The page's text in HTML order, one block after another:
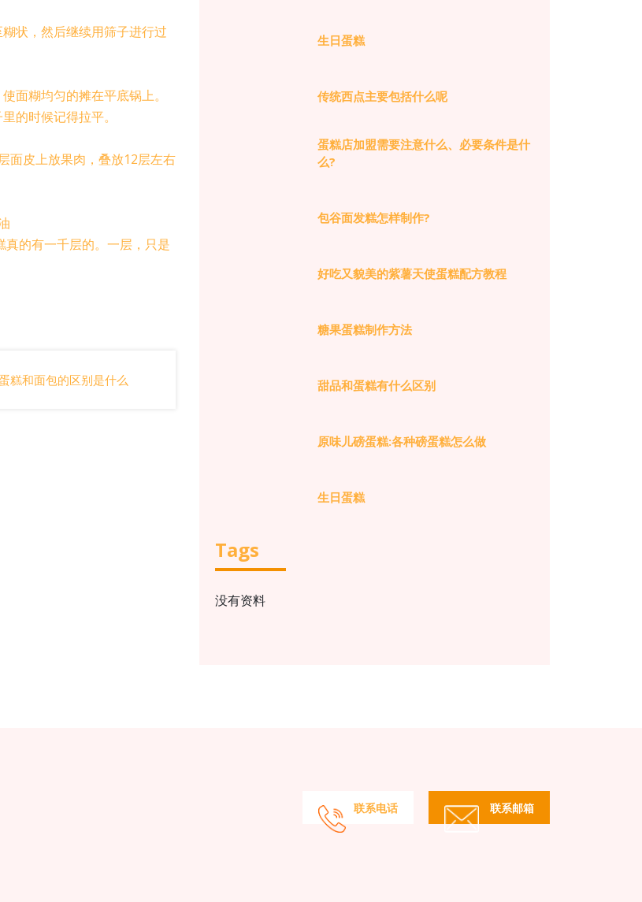
状，然后继续用筛子进行过
面糊均匀的摊在平底锅上。
的时候记得拉平。
面皮上放果肉，叠放12层左右
的有一千层的。一层，只是
糕和面包的区别是什么
生日蛋糕
传统西点主要包括什么呢
蛋糕店加盟需要注意什么、必要条件是什
么?
包谷面发糕怎样制作?
好吃又貌美的紫薯天使蛋糕配方教程
糖果蛋糕制作方法
甜品和蛋糕有什么区别
原味儿磅蛋糕:各种磅蛋糕怎么做
生日蛋糕
Tags
没有资料
联系电话 联系邮箱